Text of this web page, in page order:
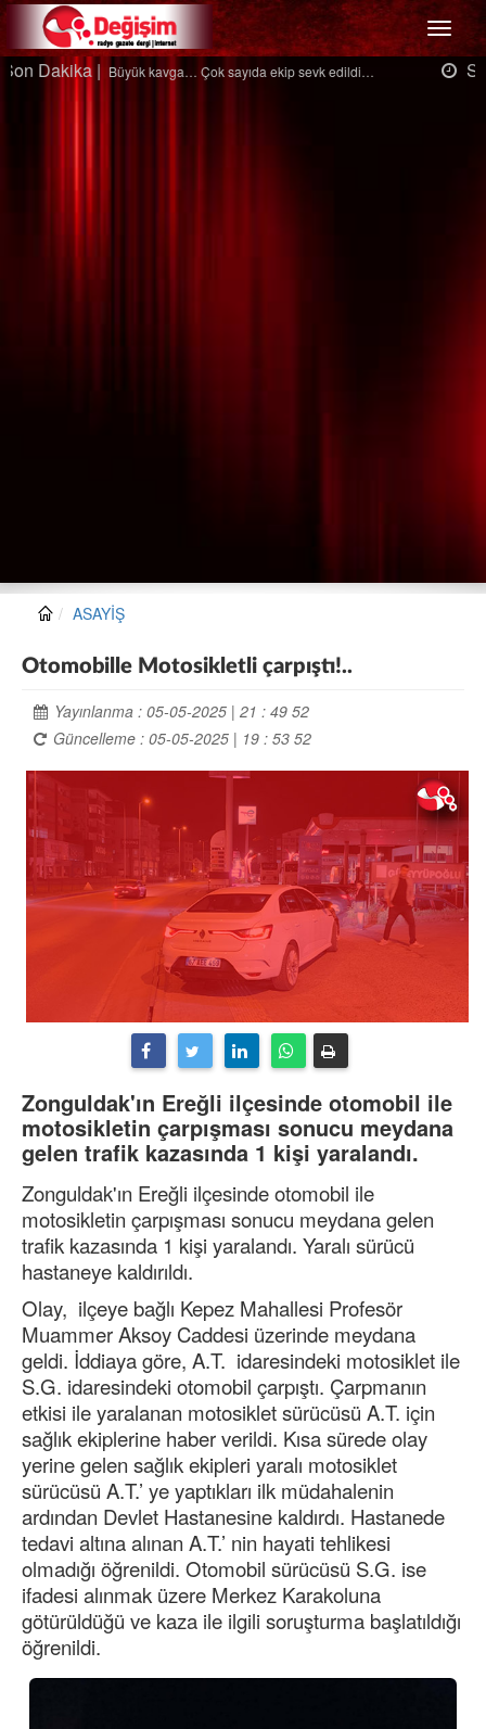
Menü
Son Dakika |Ağaçtan düştü…
ASAYİŞ
Otomobille Motosikletli çarpıştı!..
Yayınlanma : 05-05-2025 | 21 : 49 52
Güncelleme : 05-05-2025 | 19 : 53 52
Zonguldak'ın Ereğli ilçesinde otomobil ile
motosikletin çarpışması sonucu meydana
gelen trafik kazasında 1 kişi yaralandı.
Zonguldak'ın Ereğli ilçesinde otomobil ile
motosikletin çarpışması sonucu meydana gelen
trafik kazasında 1 kişi yaralandı. Yaralı sürücü
hastaneye kaldırıldı.
Olay, ilçeye bağlı Kepez Mahallesi Profesör
Muammer Aksoy Caddesi üzerinde meydana
geldi. İddiaya göre, A.T. idaresindeki motosiklet ile
S.G. idaresindeki otomobil çarpıştı. Çarpmanın
etkisi ile yaralanan motosiklet sürücüsü A.T. için
sağlık ekiplerine haber verildi. Kısa sürede olay
yerine gelen sağlık ekipleri yaralı motosiklet
sürücüsü A.T.’ ye yaptıkları ilk müdahalenin
ardından Devlet Hastanesine kaldırdı. Hastanede
tedavi altına alınan A.T.’ nin hayati tehlikesi
olmadığı öğrenildi. Otomobil sürücüsü S.G. ise
ifadesi alınmak üzere Merkez Karakoluna
götürüldüğü ve kaza ile ilgili soruşturma başlatıldığı
öğrenildi.